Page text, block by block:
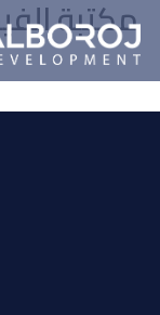
تخطي
المحتوى
مكتبة